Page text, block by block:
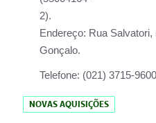
Endereço: Rua Salvatori,
Gonçalo.
Telefone: (021) 3715-
NOVAS AQUISIÇÕES